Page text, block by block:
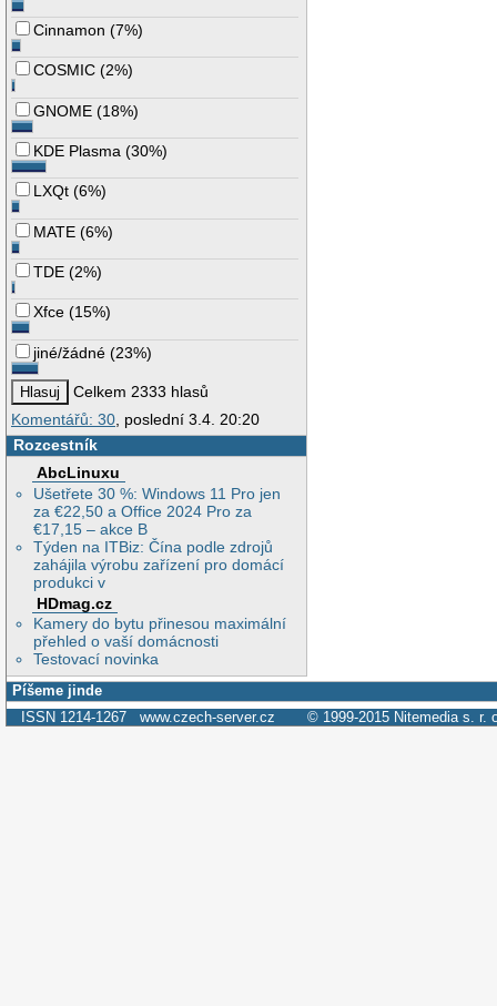
Cinnamon (7%)
COSMIC (2%)
GNOME (18%)
KDE Plasma (30%)
LXQt (6%)
MATE (6%)
TDE (2%)
Xfce (15%)
jiné/žádné (23%)
Celkem 2333 hlasů
Komentářů: 30, poslední 3.4. 20:20
Rozcestník
AbcLinuxu
Ušetřete 30 %: Windows 11 Pro jen
za €22,50 a Office 2024 Pro za
€17,15 – akce B
Týden na ITBiz: Čína podle zdrojů
zahájila výrobu zařízení pro domácí
produkci v
HDmag.cz
Kamery do bytu přinesou maximální
přehled o vaší domácnosti
Testovací novinka
Píšeme jinde
ISSN 1214-1267 www.czech-server.cz © 1999-2015 Nitemedia s. r.